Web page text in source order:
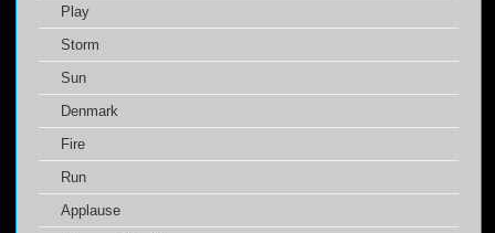
Play
Storm
Sun
Denmark
Fire
Run
Applause